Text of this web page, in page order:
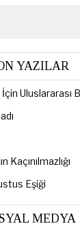
YAZILAR
Uluslararası
Eşiği
MEDYA